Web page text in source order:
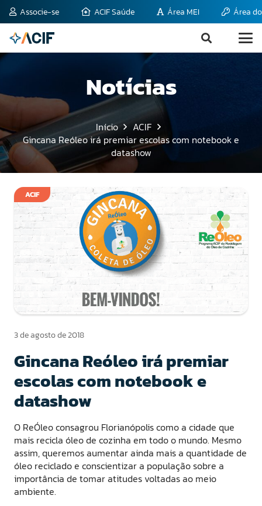
Associe-se ACIF Saúde Área MEI Área
Notícias
Início
ACIF
Gincana Reóleo irá premiar escolas com notebook e
datashow
ACIF
3 de agosto de 2018
Gincana Reóleo irá premiar
escolas com notebook e
datashow
O ReÓleo consagrou Florianópolis como a cidade que
mais recicla óleo de cozinha em todo o mundo. Mesmo
assim, queremos aumentar ainda mais a quantidade de
óleo reciclado e conscientizar a população sobre a
importância de tomar atitudes voltadas ao meio
ambiente.